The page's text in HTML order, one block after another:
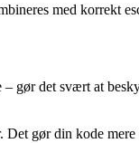
med korrekt
– gør det svært at
gør din kode